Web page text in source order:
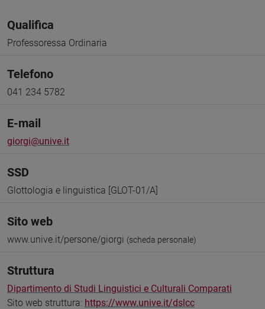
Qualifica
Professoressa Ordinaria
Telefono
041 234 5782
E-mail
giorgi@unive.it
SSD
Glottologia e linguistica [GLOT-01/A]
Sito web
www.unive.it/persone/giorgi (scheda personale)
Struttura
Dipartimento di Studi Linguistici e Culturali Comparati
Sito web struttura: https://www.unive.it/dslcc